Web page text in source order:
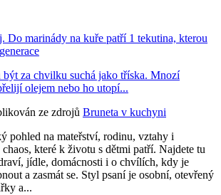
Do marinády na kuře patří 1 tekutina, kterou
být za chvilku suchá jako tříska. Mnozí
olejem nebo ho utopí...
ze zdrojů Bruneta v kuchyni
pohled na mateřství, rodinu, vztahy i
které k životu s dětmi patří. Najdete tu
jídle, domácnosti i o chvílích, kdy je
a zasmát se. Styl psaní je osobní, otevřený
a...